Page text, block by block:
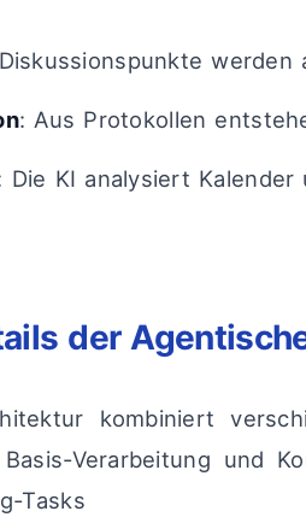
werden
: Aus Protokollen
Die KI analysiert
der
kombiniert
Verarbeitung und
Tasks